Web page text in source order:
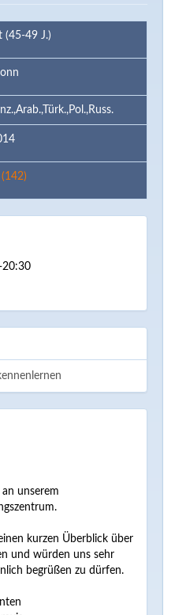
(45-49 J.)
(142)
20:30
unserem
kurzen Überblick über
und würden uns sehr
begrüßen zu dürfen.